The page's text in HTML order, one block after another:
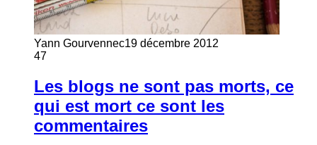
Yann Gourvennec19 décembre 2012
47
Les blogs ne sont pas morts, ce
qui est mort ce sont les
commentaires